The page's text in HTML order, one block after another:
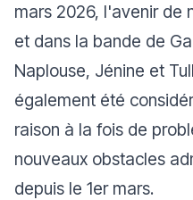
mars 2026, l'avenir de
et dans la bande de
Naplouse, Jénine et
également été
raison à la fois de
nouveaux obstacles
depuis le 1er mars.